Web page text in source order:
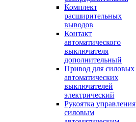
Комплект
расширительных
выводов
Контакт
автоматического
выключателя
дополнительный
Привод для силовых
автоматических
выключателей
электрический
Рукоятка управления
силовым